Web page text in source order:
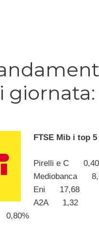
FTSE Mib i top
Pirelli e C
Mediobanca
Eni 17,68
A2A 1,32